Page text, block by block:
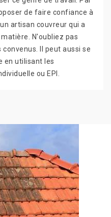
de faire confiance à
artisan couvreur qui a
N'oubliez pas
Il peut aussi se
en utilisant les
ou EPI.